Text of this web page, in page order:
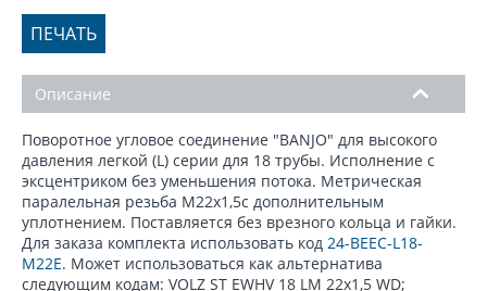
ПЕЧАТЬ
Описание
Поворотное угловое соединение "BANJO" для высокого
давления легкой (L) серии для 18 трубы. Исполнение с
эксцентриком без уменьшения потока. Метрическая
паралельная резьба М22х1,5с дополнительным
уплотнением. Поставляется без врезного кольца и гайки.
Для заказа комплекта использовать код 24-BEEC-L18-
M22E. Может использоваться как альтернатива
следующим кодам: VOLZ ST EWHV 18 LM 22x1,5 WD;